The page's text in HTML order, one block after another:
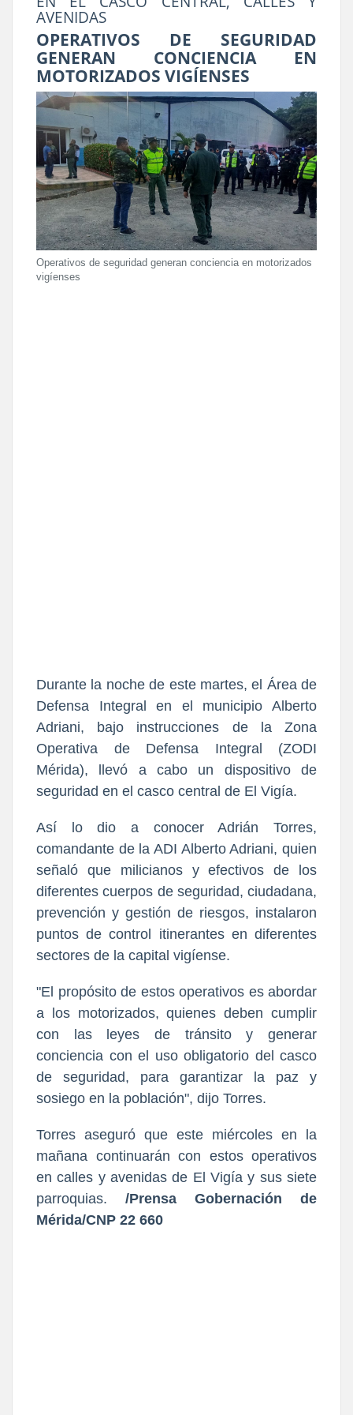
AVENIDAS
OPERATIVOS DE SEGURIDAD
GENERAN CONCIENCIA EN
MOTORIZADOS VIGÍENSES
Operativos de seguridad generan conciencia en motorizados
vigíenses
Durante la noche de este martes, el Área de
Defensa Integral en el municipio Alberto
Adriani, bajo instrucciones de la Zona
Operativa de Defensa Integral (ZODI
Mérida), llevó a cabo un dispositivo de
seguridad en el casco central de El Vigía.
Así lo dio a conocer Adrián Torres,
comandante de la ADI Alberto Adriani, quien
señaló que milicianos y efectivos de los
diferentes cuerpos de seguridad, ciudadana,
prevención y gestión de riesgos, instalaron
puntos de control itinerantes en diferentes
sectores de la capital vigíense.
"El propósito de estos operativos es abordar
a los motorizados, quienes deben cumplir
con las leyes de tránsito y generar
conciencia con el uso obligatorio del casco
de seguridad, para garantizar la paz y
sosiego en la población", dijo Torres.
Torres aseguró que este miércoles en la
mañana continuarán con estos operativos
en calles y avenidas de El Vigía y sus siete
parroquias.
/Prensa Gobernación de
Mérida/CNP 22 660